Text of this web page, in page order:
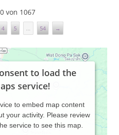
von 1067
4 5 ... 54 →
to load the
service!
to embed map content
your activity. Please review
service to see this map.